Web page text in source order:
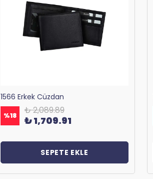
1566 Erkek Cüzdan
%18 ₺ 2,089.89
₺ 1,709.91
SEPETE EKLE